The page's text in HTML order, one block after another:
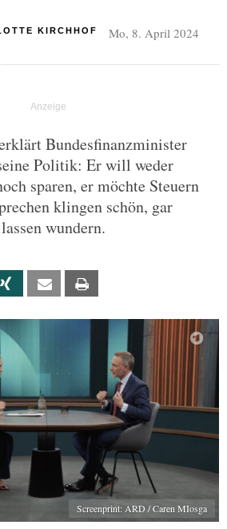
KIRCHHOF Mo, 8. April 2024
Bundesfinanzminister
Politik: Er will weder
sparen, er möchte Steuern
klingen schön, gar
wundern.
Xing Email
Screenprint: ARD / Caren MIosga